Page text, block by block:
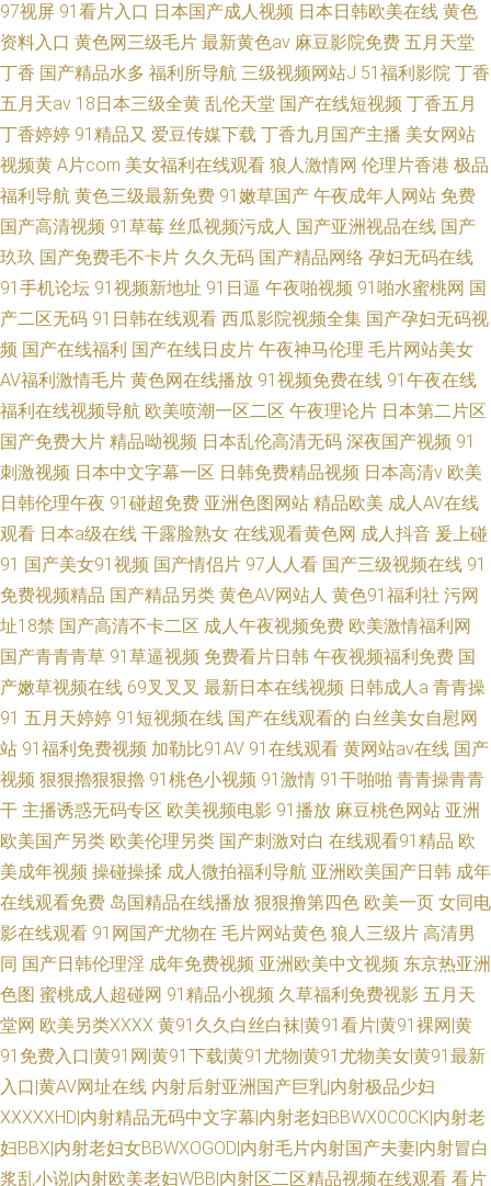
97视屏 91看片入口 日本国产成人视频 日本日韩欧美在线 黄色
资料入口 黄色网三级毛片 最新黄色av 麻豆影院免费 五月天堂
丁香 国产精品水多 福利所导航 三级视频网站J 51福利影院 丁香
五月天av 18日本三级全黄 乱伦天堂 国产在线短视频 丁香五月
丁香婷婷 91精品又 爱豆传媒下载 丁香九月国产主播 美女网站
视频黄 A片com 美女福利在线观看 狼人激情网 伦理片香港 极品
福利导航 黄色三级最新免费 91嫩草国产 午夜成年人网站 免费
国产高清视频 91草莓 丝瓜视频污成人 国产亚洲视品在线 国产
玖玖 国产免费毛不卡片 久久无码 国产精品网络 孕妇无码在线
91手机论坛 91视频新地址 91日逼 午夜啪视频 91啪水蜜桃网 国
产二区无码 91日韩在线观看 西瓜影院视频全集 国产孕妇无码视
频 国产在线福利 国产在线日皮片 午夜神马伦理 毛片网站美女
AV福利激情毛片 黄色网在线播放 91视频免费在线 91午夜在线
福利在线视频导航 欧美喷潮一区二区 午夜理论片 日本第二片区
国产免费大片 精品呦视频 日本乱伦高清无码 深夜国产视频 91
刺激视频 日本中文字幕一区 日韩免费精品视频 日本高清v 欧美
日韩伦理午夜 91碰超免费 亚洲色图网站 精品欧美 成人AV在线
观看 日本a级在线 干露脸熟女 在线观看黄色网 成人抖音 爰上碰
91 国产美女91视频 国产情侣片 97人人看 国产三级视频在线 91
免费视频精品 国产精品另类 黄色AV网站人 黄色91福利社 污网
址18禁 国产高清不卡二区 成人午夜视频免费 欧美激情福利网
国产青青青草 91草逼视频 免费看片日韩 午夜视频福利免费 国
产嫩草视频在线 69叉叉叉 最新日本在线视频 日韩成人a 青青操
91 五月天婷婷 91短视频在线 国产在线观看的 白丝美女自慰网
站 91福利免费视频 加勒比91AV 91在线观看 黄网站av在线 国产
视频 狠狠擼狠狠擼 91桃色小视频 91激情 91干啪啪 青青操青青
干 主播诱惑无码专区 欧美视频电影 91播放 麻豆桃色网站 亚洲
欧美国产另类 欧美伦理另类 国产刺激对白 在线观看91精品 欧
美成年视频 操碰操揉 成人微拍福利导航 亚洲欧美国产日韩 成年
在线观看免费 岛国精品在线播放 狠狠撸第四色 欧美一页 女同电
影在线观看 91网国产尤物在 毛片网站黄色 狼人三级片 高清男
同 国产日韩伦理淫 成年免费视频 亚洲欧美中文视频 东京热亚洲
色图 蜜桃成人超碰网 91精品小视频 久草福利免费视影 五月天
堂网 欧美另类XXXX 黄91久久白丝白袜|黄91看片|黄91裸网|黄
91免费入口|黄91网|黄91下载|黄91尤物|黄91尤物美女|黄91最新
入口|黄AV网址在线 内射后射亚洲国产巨乳|内射极品少妇
XXXXXHD|内射精品无码中文字幕|内射老妇BBWX0C0CK|内射老
妇BBX|内射老妇女BBWXOGOD|内射毛片内射国产夫妻|内射冒白
浆乱小说|内射欧美老妇WBB|内射区二区精品视频在线观看 看片